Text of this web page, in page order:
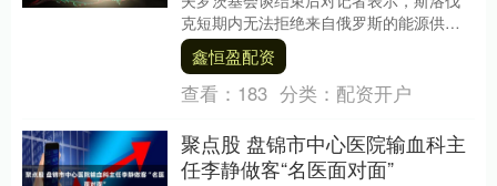
克短期内无法拒绝来自俄罗斯的能源供
应，这一目标在当前阶段难以实现。 “从技
术角度来看，这....
鑫恒盈配资
查看： 183 分类： 配资开户
聚点股 盘锦市中心医院输血科主
任李静做客“名医面对面”